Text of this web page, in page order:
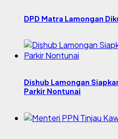
DPD Matra Lamongan
Dishub Lamongan
Parkir Nontunai